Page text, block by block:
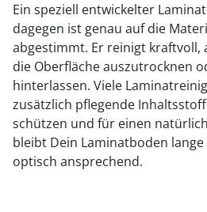
Ein speziell entwickelter
dagegen ist genau auf die
abgestimmt. Er reinigt kraftvoll,
die Oberfläche auszutrocknen
hinterlassen. Viele
zusätzlich pflegende
schützen und für einen
bleibt Dein Laminatboden
optisch ansprechend.